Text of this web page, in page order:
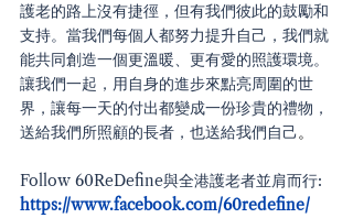
護老的路上沒有捷徑，但有我們彼此的鼓勵和
支持。當我們每個人都努力提升自己，我們就
能共同創造一個更溫暖、更有愛的照護環境。
讓我們一起，用自身的進步來點亮周圍的世
界，讓每一天的付出都變成一份珍貴的禮物，
送給我們所照顧的長者，也送給我們自己。
Follow 60ReDefine與全港護老者並肩而行:
https://www.facebook.com/60redefine/